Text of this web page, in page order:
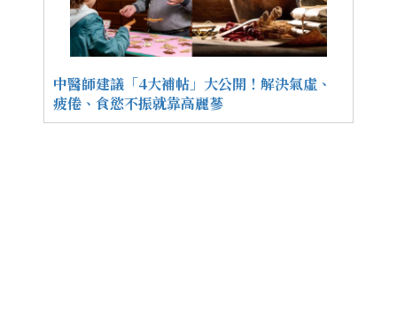
中醫師建議「4大補帖」大公開！解決氣虛、
疲倦、食慾不振就靠高麗蔘